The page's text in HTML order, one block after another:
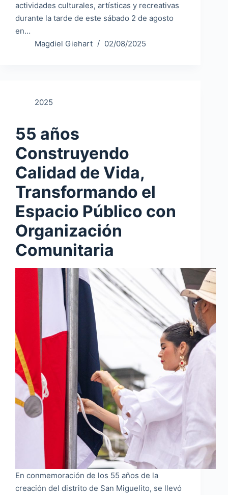
actividades culturales, artísticas y recreativas
durante la tarde de este sábado 2 de agosto
en…
Magdiel Giehart
02/08/2025
2025
55 años
Construyendo
Calidad de Vida,
Transformando el
Espacio Público con
Organización
Comunitaria
En conmemoración de los 55 años de la
creación del distrito de San Miguelito, se llevó